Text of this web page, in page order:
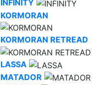
INFINITY
KORMORAN
KORMORAN RETREAD
LASSA
MATADOR